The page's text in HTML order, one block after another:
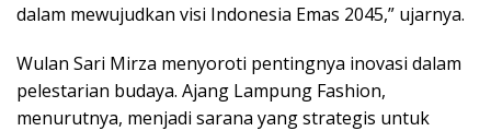
dalam mewujudkan visi Indonesia Emas 2045,” ujarnya.
Wulan Sari Mirza menyoroti pentingnya inovasi dalam
pelestarian budaya. Ajang Lampung Fashion,
menurutnya, menjadi sarana yang strategis untuk